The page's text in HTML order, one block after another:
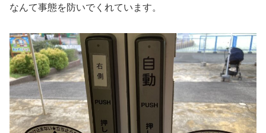
なんて事態を防いでくれています。